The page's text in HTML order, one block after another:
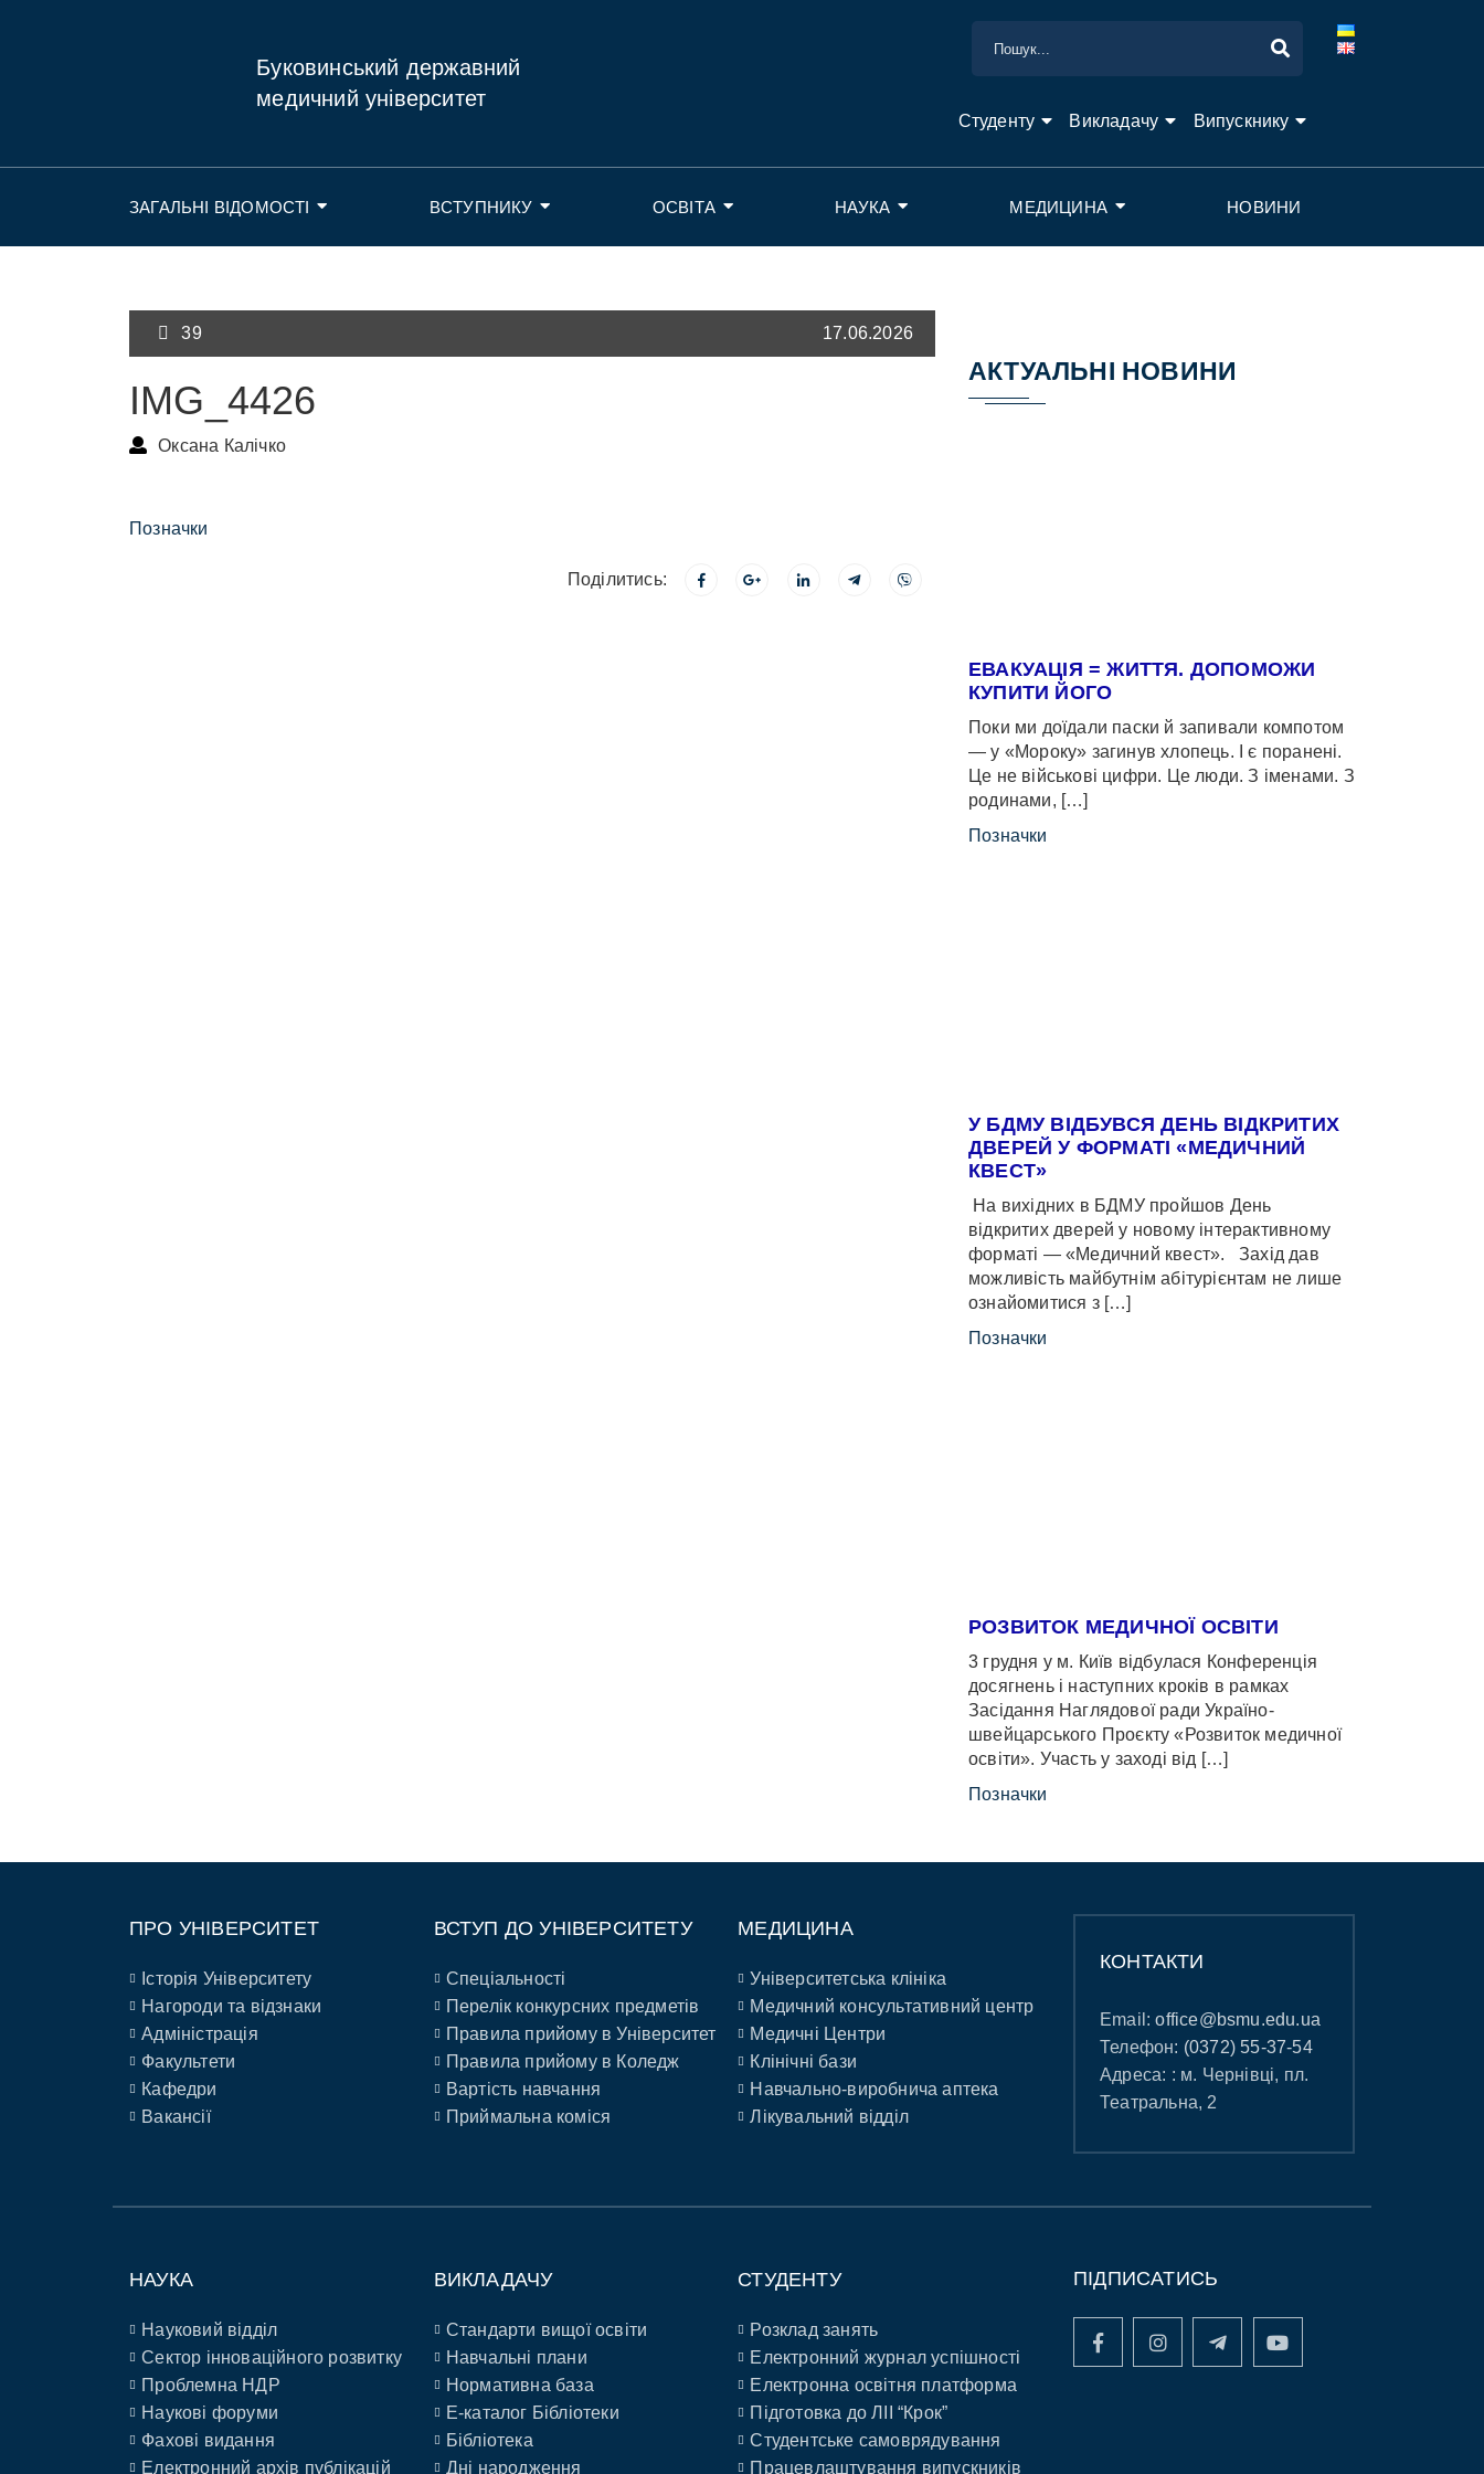
Буковинський державний
медичний університет
Студенту Викладачу Випускнику
ЗАГАЛЬНІ ВІДОМОСТІ ВСТУПНИКУ ОСВІТА НАУКА МЕДИЦИНА НОВИНИ
39 17.06.2026
IMG_4426
Оксана Калічко
Позначки
Поділитись:
АКТУАЛЬНІ НОВИНИ
ЕВАКУАЦІЯ = ЖИТТЯ. ДОПОМОЖИ
КУПИТИ ЙОГО
Поки ми доїдали паски й запивали компотом
— у «Мороку» загинув хлопець. І є поранені.
Це не військові цифри. Це люди. З іменами. З
родинами, […]
Позначки
У БДМУ ВІДБУВСЯ ДЕНЬ ВІДКРИТИХ
ДВЕРЕЙ У ФОРМАТІ «МЕДИЧНИЙ
КВЕСТ»
На вихідних в БДМУ пройшов День
відкритих дверей у новому інтерактивному
форматі — «Медичний квест». Захід дав
можливість майбутнім абітурієнтам не лише
ознайомитися з […]
Позначки
РОЗВИТОК МЕДИЧНОЇ ОСВІТИ
3 грудня у м. Київ відбулася Конференція
досягнень і наступних кроків в рамках
Засідання Наглядової ради Україно-
швейцарського Проєкту «Розвиток медичної
освіти». Участь у заході від […]
Позначки
ПРО УНІВЕРСИТЕТ
Історія Університету
Нагороди та відзнаки
Адміністрація
Факультети
Кафедри
Вакансії
ВСТУП ДО УНІВЕРСИТЕТУ
Спеціальності
Перелік конкурсних предметів
Правила прийому в Університет
Правила прийому в Коледж
Вартість навчання
Приймальна коміся
МЕДИЦИНА
Університетська клініка
Медичний консультативний центр
Медичні Центри
Клінічні бази
Навчально-виробнича аптека
Лікувальний відділ
КОНТАКТИ
Email:office@bsmu.edu.ua
Телефон: (0372) 55-37-54
Адреса: : м. Чернівці, пл.
Театральна, 2
НАУКА
Науковий відділ
Сектор інноваційного розвитку
Проблемна НДР
Наукові форуми
Фахові видання
Електронний архів публікацій
ВИКЛАДАЧУ
Стандарти вищої освіти
Навчальні плани
Нормативна база
E-каталог Бібліотеки
Бібліотека
Дні народження
СТУДЕНТУ
Розклад занять
Електронний журнал успішності
Електронна освітня платформа
Підготовка до ЛІІ “Крок”
Студентське самоврядування
Працевлаштування випускників
ПІДПИСАТИСЬ